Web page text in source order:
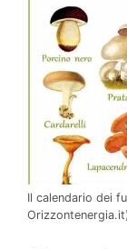
Il calendario dei